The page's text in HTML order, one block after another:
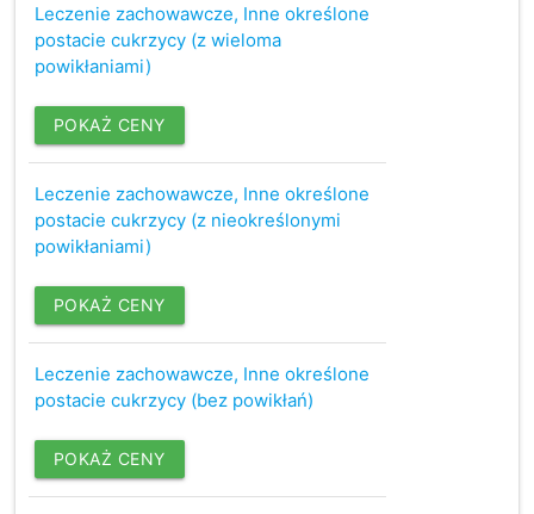
Leczenie zachowawcze, Inne określone
postacie cukrzycy (z wieloma
powikłaniami)
POKAŻ CENY
Leczenie zachowawcze, Inne określone
postacie cukrzycy (z nieokreślonymi
powikłaniami)
POKAŻ CENY
Leczenie zachowawcze, Inne określone
postacie cukrzycy (bez powikłań)
POKAŻ CENY